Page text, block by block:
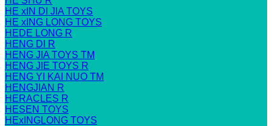
HE xIN DI JIA TOYS
HE xING LONG TOYS
HEDE LONG R
HENG DI R
HENG JIA TOYS TM
HENG JIE TOYS R
HENG YI KAI NUO TM
HENGJIAN R
HERACLES R
HESEN TOYS
HExINGLONG TOYS